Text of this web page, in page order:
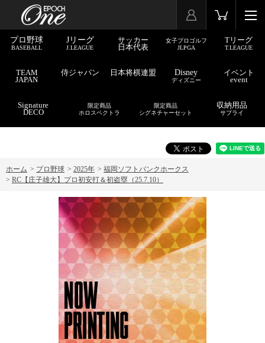
プロ野球
BASEBALL
Jリーグ
J.LEAGUE
サッカー
日本代表
女子プロゴルフ
JLPGA
Tリーグ
T.LEAGUE
TEAM
JAPAN
侍ジャパン 日本将棋連盟 Disney
ディズニー
イベント
event
Signature
DECO
限定商品
ホロスペクトラ
限定商品
シグネチャーセット
収納用品
サプライ
ホーム > プロ野球 > 2025年 > 福岡ソフトバンクホークス
> RC【庄子雄大】プロ初安打＆初盗塁（25.7.10）